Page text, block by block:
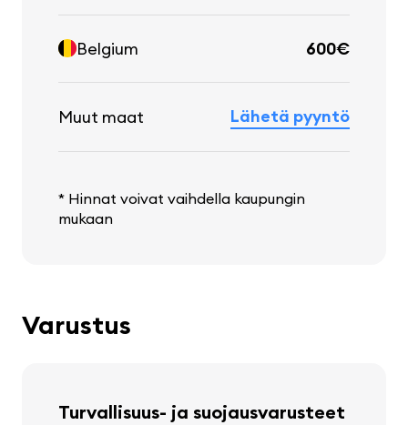
Belgium 600€
Muut maat Lähetä pyyntö
* Hinnat voivat vaihdella kaupungin
mukaan
Varustus
Turvallisuus- ja suojausvarusteet